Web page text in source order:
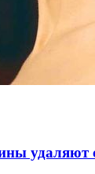
удаляют